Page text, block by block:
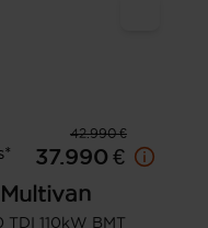
42.990 €
37.990 €
Multivan
110kW BMT